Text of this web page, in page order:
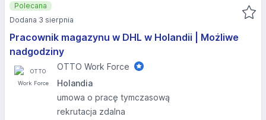
Pracownik magazynu w DHL w Holandii | Możliwe
nadgodziny
OTTO Work Force
Holandia
umowa o pracę tymczasową
rekrutacja zdalna
Polecana
Dodana 3 sierpnia